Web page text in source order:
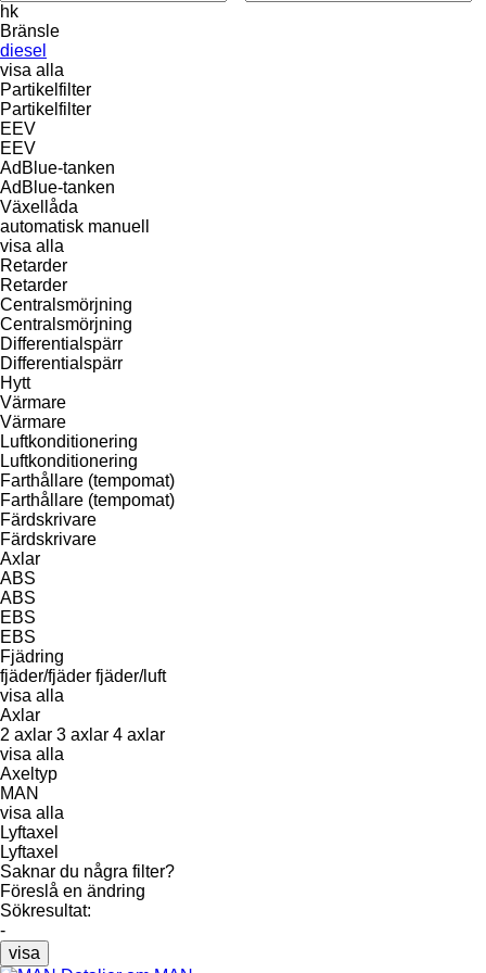
hk
Bränsle
diesel
visa alla
Partikelfilter
Partikelfilter
EEV
EEV
AdBlue-tanken
AdBlue-tanken
Växellåda
automatisk manuell
visa alla
Retarder
Retarder
Centralsmörjning
Centralsmörjning
Differentialspärr
Differentialspärr
Hytt
Värmare
Värmare
Luftkonditionering
Luftkonditionering
Farthållare (tempomat)
Farthållare (tempomat)
Färdskrivare
Färdskrivare
Axlar
ABS
ABS
EBS
EBS
Fjädring
fjäder/fjäder fjäder/luft
visa alla
Axlar
2 axlar 3 axlar 4 axlar
visa alla
Axeltyp
MAN
visa alla
Lyftaxel
Lyftaxel
Saknar du några filter?
Föreslå en ändring
Sökresultat:
-
visa